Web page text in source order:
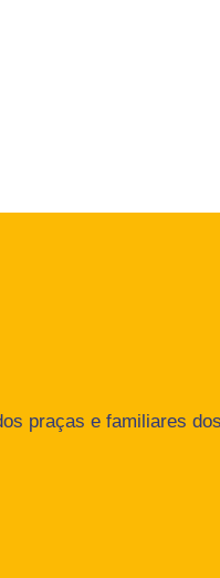
praças e familiares